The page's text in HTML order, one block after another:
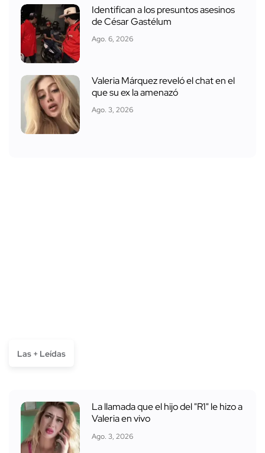
Identifican a los presuntos asesinos
de César Gastélum
Ago. 6, 2026
Valeria Márquez reveló el chat en el
que su ex la amenazó
Ago. 3, 2026
Las + Leídas
La llamada que el hijo del "R1" le hizo a
Valeria en vivo
Ago. 3, 2026